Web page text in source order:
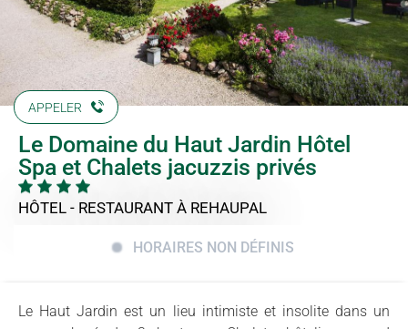
APPELER
Le Domaine du Haut Jardin Hôtel
Spa et Chalets jacuzzis privés
HÔTEL - RESTAURANT À REHAUPAL
HORAIRES NON DÉFINIS
Le Haut Jardin est un lieu intimiste et insolite dans un